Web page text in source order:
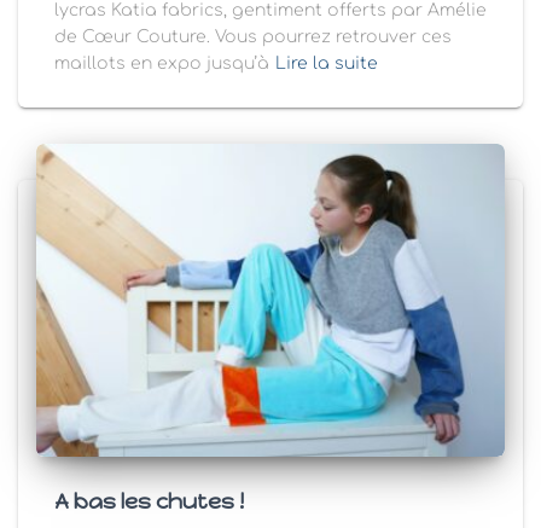
lycras Katia fabrics, gentiment offerts par Amélie
de Cœur Couture. Vous pourrez retrouver ces
maillots en expo jusqu’à Lire la suite
A bas les chutes !